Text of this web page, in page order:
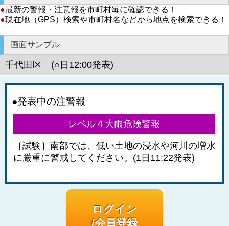
●最新の警報・注意報を市町村毎に確認できる！
●現在地（GPS）検索や市町村名などから地点を検索できる！
画面サンプル
千代田区 (○日12:00発表)
●発表中の注警報
レベル４大雨危険警報
［試験］南部では、低い土地の浸水や河川の増水
に厳重に警戒してください。(1日11:22発表)
ログイン
/会員登録